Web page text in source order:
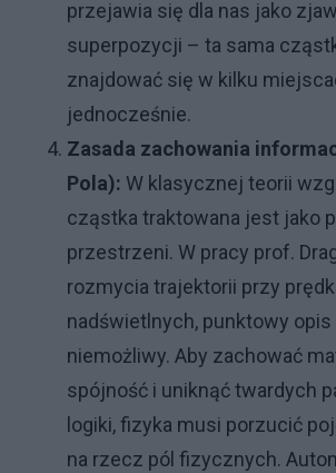
przejawia się dla nas jako
superpozycji – ta sama
znajdować się w kilku
jednocześnie.
Zasada zachowania
Pola): W klasycznej teorii
cząstka traktowana jest jako
przestrzeni. W pracy prof.
rozmycia trajektorii przy
nadświetlnych, punktowy
niemożliwy. Aby zachować
spójność i uniknąć twardych
logiki, fizyka musi porzucić
na rzecz pól fizycznych.